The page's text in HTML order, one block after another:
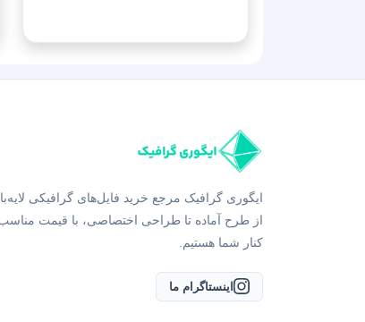
ایگوری گرافیک مرجع خرید فایل‌های گرافیکی
از طرح آماده تا طراحی اختصاصی، با قیمت
کنار شما هستیم.
اینستاگرام ما